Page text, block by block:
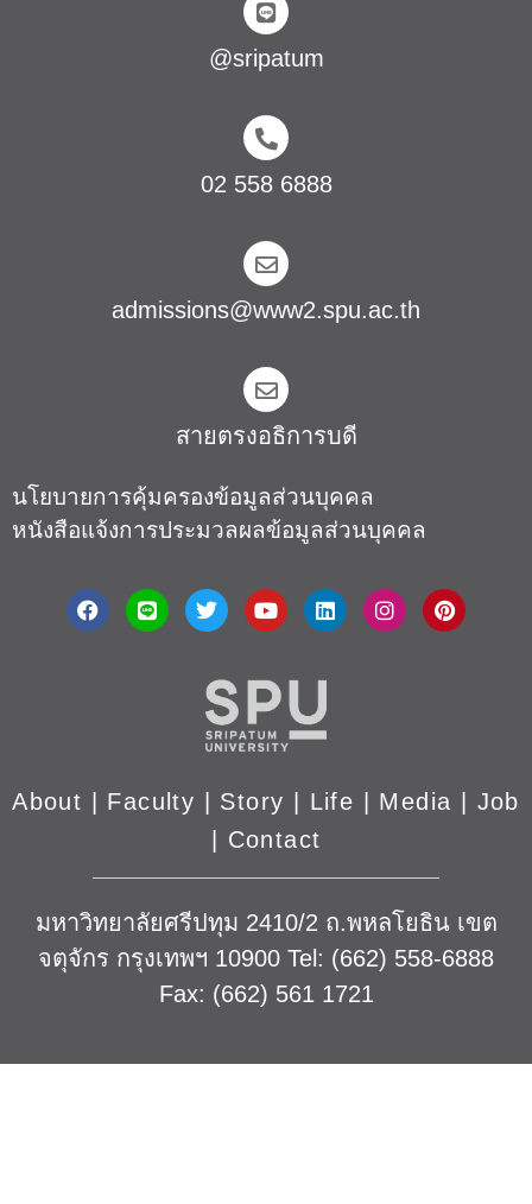
@sripatum
02 558 6888
admissions@www2.spu.ac.th
สายตรงอธิการบดี​
นโยบายการคุ้มครองข้อมูลส่วนบุคคล
หนังสือแจ้งการประมวลผลข้อมูลส่วนบุคคล
About Faculty Story | Life | Media
Job
Contact
มหาวิทยาลัยศรีปทุม 2410/2 ถ.พหลโยธิน เขต
จตุจักร กรุงเทพฯ 10900 Tel: (662) 558-6888
Fax: (662) 561 1721